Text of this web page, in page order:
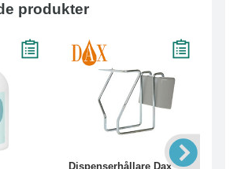
produkter
Dispenserhållare Dax